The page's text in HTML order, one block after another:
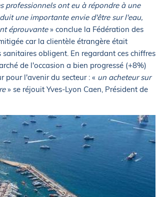
professionnels ont eu à répondre à une
une importante envie d'être sur l'eau,
éprouvante» conclue la Fédération des
car la clientèle étrangère était
obligent. En regardant ces chiffres
de l'occasion a bien progressé (+8%)
pour l'avenir du secteur : « un acheteur sur
» se réjouit Yves-Lyon Caen, Président de